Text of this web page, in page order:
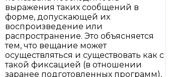
выражения таких сообщений в
форме, допускающей их
воспроизведение или
распространение. Это объясняется
тем, что вещание может
осуществляться и существовать как с
такой фиксацией (в отношении
заранее подготовленных программ),